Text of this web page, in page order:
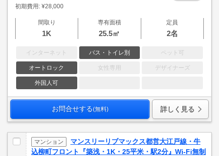
初期費用: ¥28,000
間取り
1K
専有面積
25.5㎡
定員
2名
インターネット バス・トイレ別 ペット可
オートロック 女性専用 デザイナーズ
外国人可
お問合せする(無料) 詳しく見る
マンション
マンスリーリブマックス都営大江戸線・牛
込柳町フロント『築浅・1K・25平米・駅2分』Wi-Fi無制